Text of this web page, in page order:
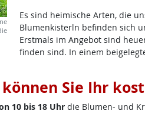
Es sind heimische Arten, die
Blumenkisterln befinden sich
Erstmals im Angebot sind
finden sind. In einem
können Sie Ihr
10 bis 18 Uhrdie Blumen- und